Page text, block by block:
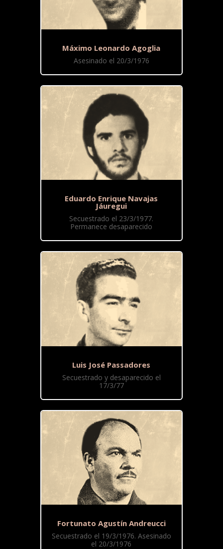
Máximo Leonardo Agoglia
Asesinado el 20/3/1976
Eduardo Enrique Navajas
Jáuregui
Secuestrado el 23/3/1977.
Permanece desaparecido
Luis José Passadores
Secuestrado y desaparecido el
17/3/77
Fortunato Agustín Andreucci
Secuestrado el 19/3/1976. Asesinado
el 20/3/1976